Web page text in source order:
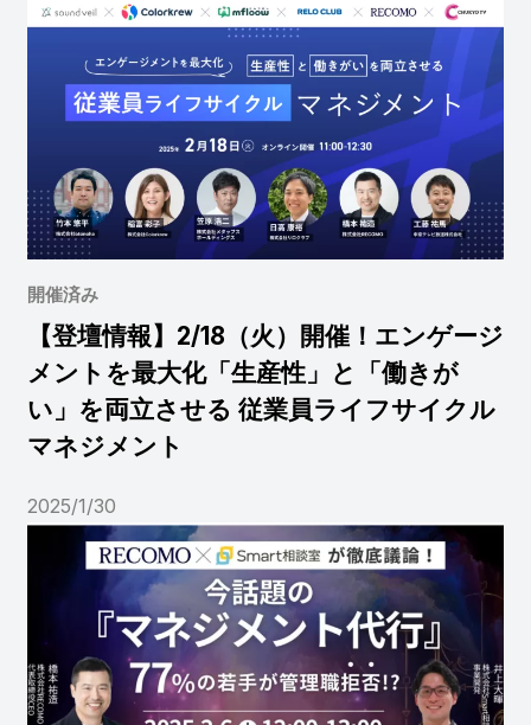
開催済み
【登壇情報】2/18（火）開催！エンゲージ
メントを最大化「生産性」と「働きが
い」を両立させる 従業員ライフサイクル
マネジメント
2025/1/30